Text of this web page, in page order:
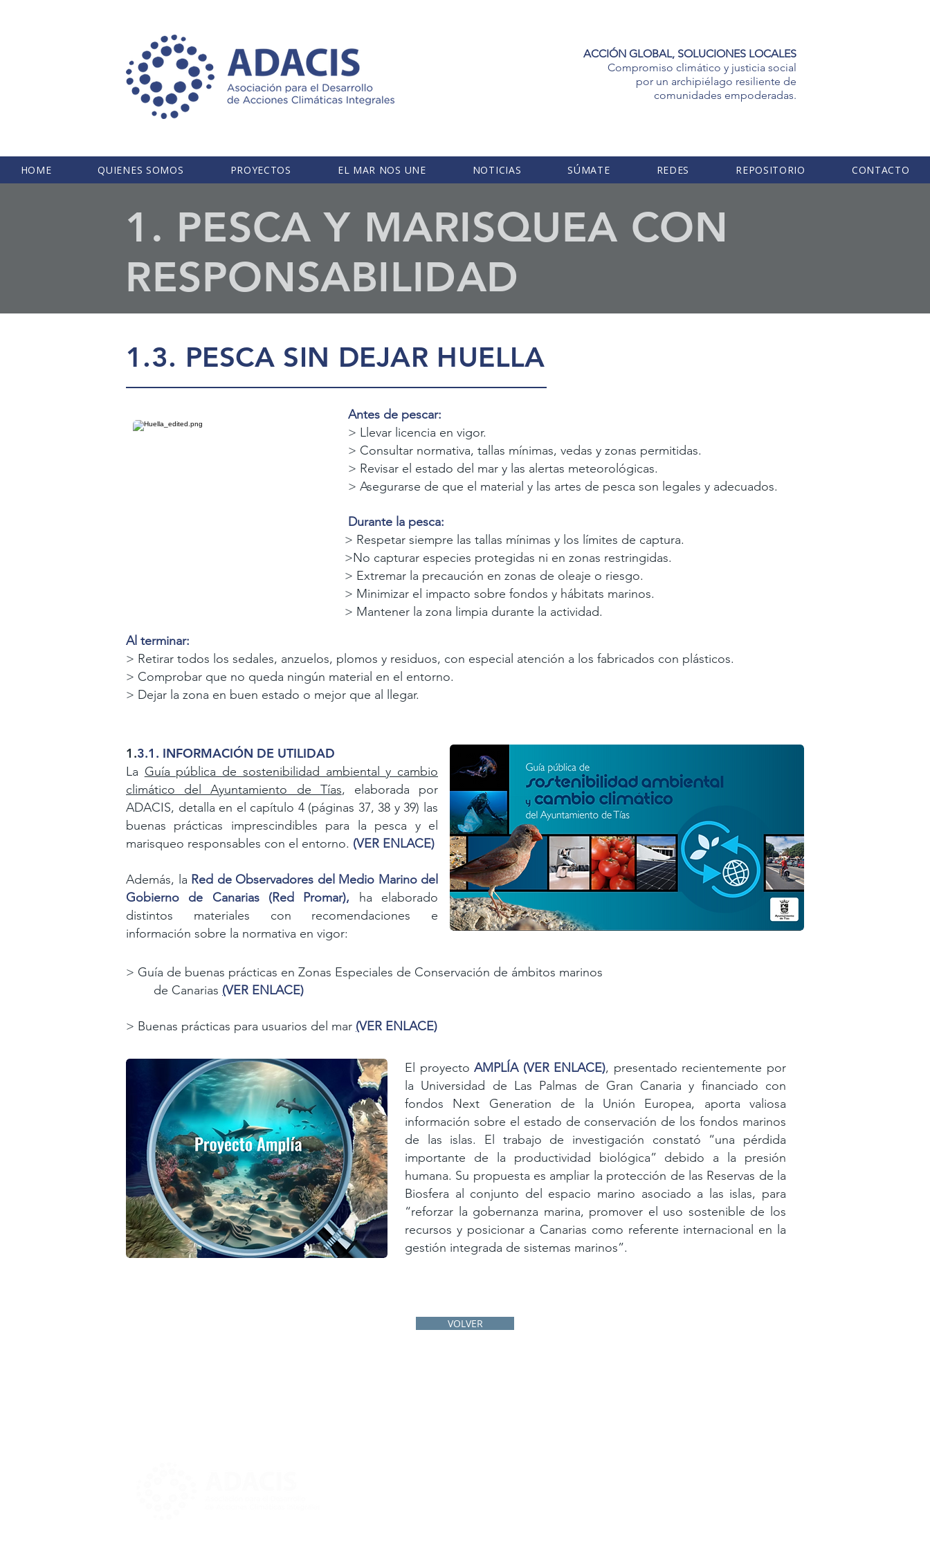
ACCIÓN GLOBAL, SOLUCIONES LOCALES
Compromiso climático y justicia social
por un archipiélago resiliente de
comunidades empoderadas.
HOME QUIENES SOMOS PROYECTOS EL MAR NOS UNE NOTICIAS SÚMATE REDES REPOSITORIO CONTACTO
1. PESCA Y MARISQUEA CON
RESPONSABILIDAD
1.3. PESCA SIN DEJAR HUELLA
Antes de pescar:
> Llevar licencia en vigor.
> Consultar normativa, tallas mínimas, vedas y zonas permitidas.
> Revisar el estado del mar y las alertas meteorológicas.
> Asegurarse de que el material y las artes de pesca son legales y adecuados.
Durante la pesca:
> Respetar siempre las tallas mínimas y los límites de captura.
>No capturar especies protegidas ni en zonas restringidas.
> Extremar la precaución en zonas de oleaje o riesgo.
> Minimizar el impacto sobre fondos y hábitats marinos.
> Mantener la zona limpia durante la actividad.
Al terminar:
> Retirar todos los sedales, anzuelos, plomos y residuos, con especial atención a los fabricados con plásticos.
> Comprobar que no queda ningún material en el entorno.
> Dejar la zona en buen estado o mejor que al llegar.
1.3.1. INFORMACIÓN DE UTILIDAD
La Guía pública de sostenibilidad ambiental y cambio
climático del Ayuntamiento de Tías, elaborada por
ADACIS, detalla en el capítulo 4 (páginas 37, 38 y 39) las
buenas prácticas imprescindibles para la pesca y el
marisqueo responsables con el entorno. (VER ENLACE)
Además, la Red de Observadores del Medio Marino del
Gobierno de Canarias (Red Promar), ha elaborado
distintos materiales con recomendaciones e
información sobre la normativa en vigor:
> Guía de buenas prácticas en Zonas Especiales de Conservación de ámbitos marinos
de Canarias (VER ENLACE)
> Buenas prácticas para usuarios del mar (VER ENLACE)
El proyectoAMPLÍA (VER ENLACE), presentado recientemente por
la Universidad de Las Palmas de Gran Canaria y financiado con
fondos Next Generation de la Unión Europea, aporta valiosa
información sobre el estado de conservación de los fondos marinos
de las islas. El trabajo de investigación constató “una pérdida
importante de la productividad biológica” debido a la presión
humana. Su propuesta es ampliar la protección de las Reservas de la
Biosfera al conjunto del espacio marino asociado a las islas, para
“reforzar la gobernanza marina, promover el uso sostenible de los
recursos y posicionar a Canarias como referente internacional en la
gestión integrada de sistemas marinos”.
VOLVER